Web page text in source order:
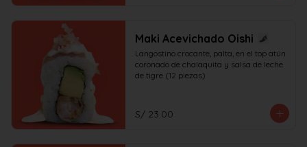
Maki Acevichado Oishi
Langostino crocante, palta, en el top atún
coronado de chalaquita y salsa de leche
de tigre (12 piezas)
S/ 23.00